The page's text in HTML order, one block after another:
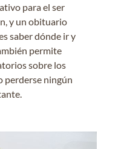
para el ser
y un obituario
saber dónde ir y
permite
sobre los
perderse ningún